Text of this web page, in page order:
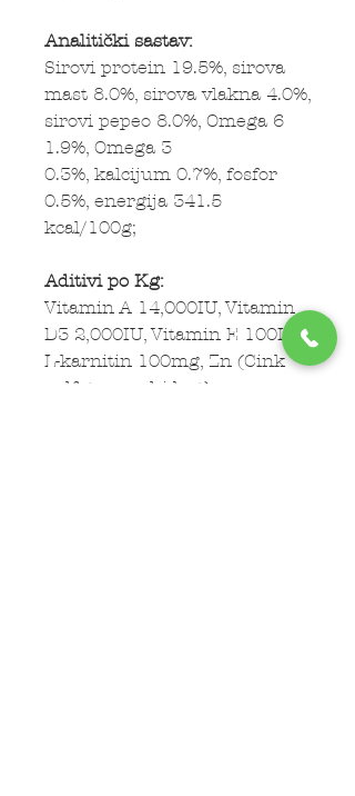
Analitički sastav:
Sirovi protein 19.5%, sirova
mast 8.0%, sirova vlakna 4.0%,
sirovi pepeo 8.0%, Omega 6
1.9%, Omega 3
0.3%, kalcijum 0.7%, fosfor
0.5%, energija 341.5
kcal/100g;
Aditivi po Kg:
Vitamin A 14,000IU, Vitamin
D3 2,000IU, Vitamin E 100IU,
L-karnitin 100mg, Zn (Cink
sulfat monohidrat)